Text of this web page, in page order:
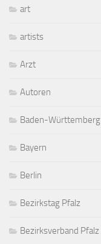
art
artists
Arzt
Autoren
Baden-Württemberg
Bayern
Berlin
Bezirkstag Pfalz
Bezirksverband Pfalz